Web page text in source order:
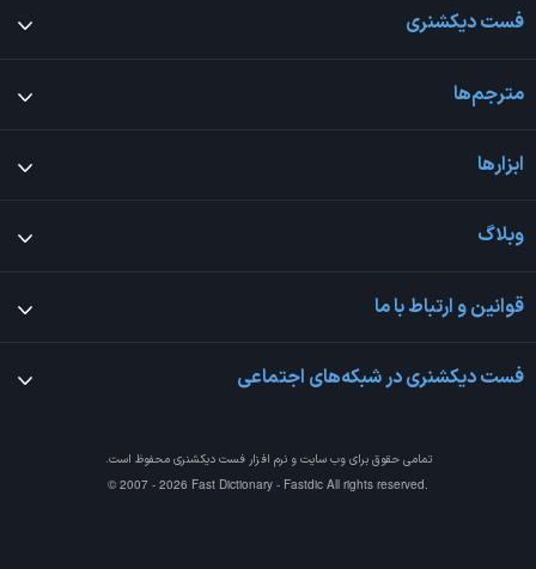
فست دیکشنری
مترجم‌ها
ابزارها
وبلاگ
قوانین و ارتباط با ما
فست دیکشنری در شبکه‌های اجتماعی
تمامی حقوق برای وب سایت و نرم افزارفست دیکشنری محفوظ است.
© 2007 - 2026 Fast Dictionary - Fastdic All rights reserved.